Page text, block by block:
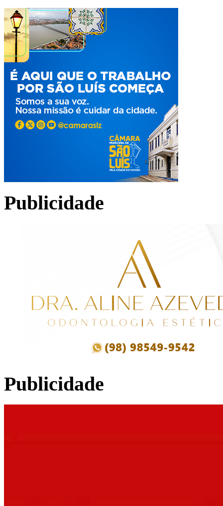
Publicidade
Publicidade